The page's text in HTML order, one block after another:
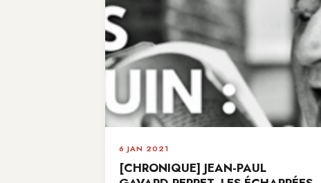
6 JAN 2021
[CHRONIQUE] JEAN-PAUL